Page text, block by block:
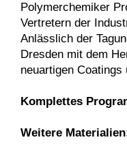
Polymerchemiker
Vertretern der
Anlässlich der
Dresden mit dem
neuartigen
Komplettes
Weitere